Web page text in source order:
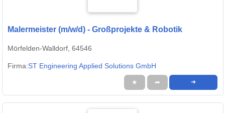
Malermeister (m/w/d) - Großprojekte & Robotik
Mörfelden-Walldorf, 64546
Firma:ST Engineering Applied Solutions GmbH
★ ➦ ➜